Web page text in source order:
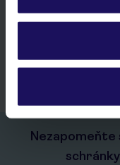
Podrobné
ochrany osobních
seznam
historie
kontakt s TUI a
Nezapomeňte